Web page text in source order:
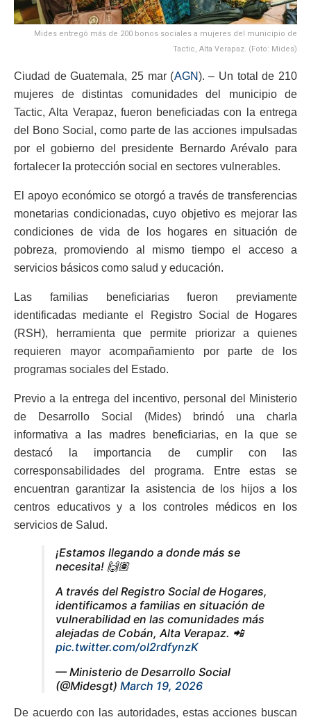
Mides entregó más de 200 bonos sociales a mujeres del municipio de
Tactic, Alta Verapaz. (Foto: Mides)
Ciudad de Guatemala, 25 mar (AGN). – Un total de 210
mujeres de distintas comunidades del municipio de
Tactic, Alta Verapaz, fueron beneficiadas con la entrega
del Bono Social, como parte de las acciones impulsadas
por el gobierno del presidente Bernardo Arévalo para
fortalecer la protección social en sectores vulnerables.
El apoyo económico se otorgó a través de transferencias
monetarias condicionadas, cuyo objetivo es mejorar las
condiciones de vida de los hogares en situación de
pobreza, promoviendo al mismo tiempo el acceso a
servicios básicos como salud y educación.
Las familias beneficiarias fueron previamente
identificadas mediante el Registro Social de Hogares
(RSH), herramienta que permite priorizar a quienes
requieren mayor acompañamiento por parte de los
programas sociales del Estado.
Previo a la entrega del incentivo, personal del Ministerio
de Desarrollo Social (Mides) brindó una charla
informativa a las madres beneficiarias, en la que se
destacó la importancia de cumplir con las
corresponsabilidades del programa. Entre estas se
encuentran garantizar la asistencia de los hijos a los
centros educativos y a los controles médicos en los
servicios de Salud.
¡Estamos llegando a donde más se
necesita! 🙌🏽
A través del Registro Social de Hogares,
identificamos a familias en situación de
vulnerabilidad en las comunidades más
alejadas de Cobán, Alta Verapaz. 📲
pic.twitter.com/ol2rdfynzK
— Ministerio de Desarrollo Social
(@Midesgt) March 19, 2026
De acuerdo con las autoridades, estas acciones buscan